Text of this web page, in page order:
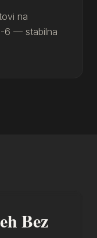
na
6 — stabilna
Bez